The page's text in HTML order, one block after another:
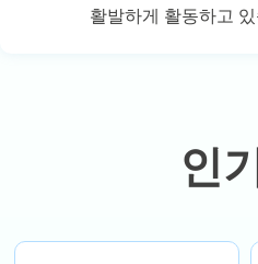
활발하게 활동하고 있
인